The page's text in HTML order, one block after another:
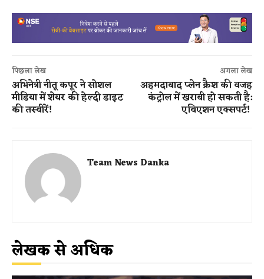
पिछला लेख
अभिनेत्री नीतू कपूर ने सोशल
मीडिया में शेयर की हेल्दी डाइट
की तस्वीरें!
अगला लेख
अहमदाबाद प्लेन क्रैश की वजह
कंट्रोल में खराबी हो सकती है:
एविएशन एक्सपर्ट!
Team News Danka
लेखक से अधिक